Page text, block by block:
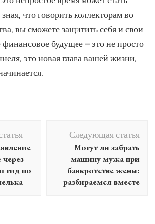
что говорить коллекторам во
вы сможете защитить себя и свои
будущее – это не просто
это новая глава вашей жизни,
через
гид по
Следующая статья
Могут ли забрать
машину мужа при
банкротстве жены:
разбираемся вместе